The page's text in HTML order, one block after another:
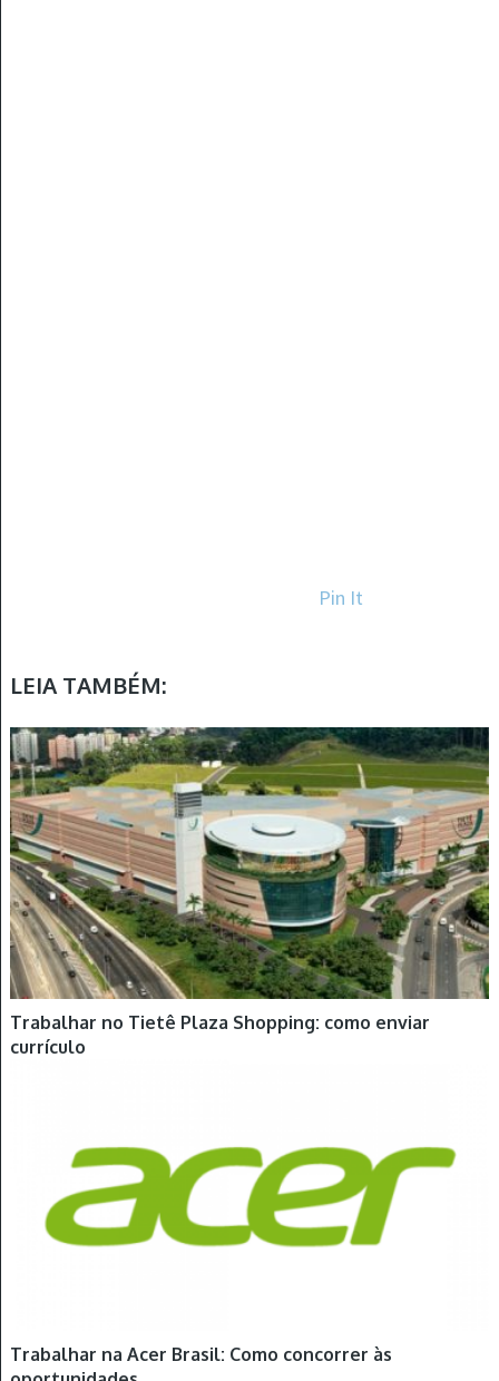
Pin It
LEIA TAMBÉM:
Trabalhar no Tietê Plaza Shopping: como enviar
currículo
Trabalhar na Acer Brasil: Como concorrer às